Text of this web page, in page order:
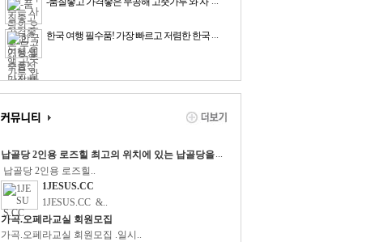
력ㆍ단번에 해결, 혈관대청소ㆍ3대 혈액순환
인 만성 고혈압, 부종, 신부전증, 전립선비대 ...
한국 여행 필수품! 가장 빠르고 저렴한 한국
...
납골당 2인용 로즈힐 최고의 위치에 있는 납골당을
회사가격보다 저렴하게 매매 합니다
납골당 2인용 로즈힐..
1JESUS.CC
1JESUS.CC &..
가곡.오페라교실 회원모집
가곡.오페라교실 회원모집 .일시..